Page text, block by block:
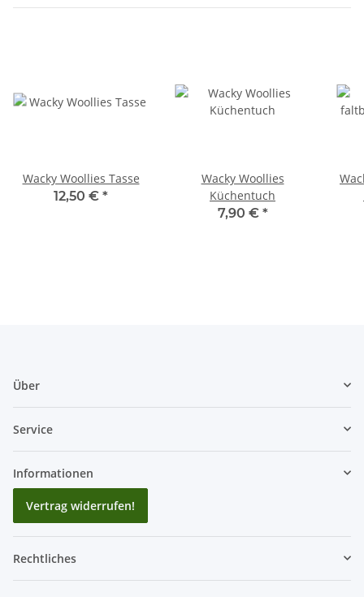
Wacky Woollies Tasse
12,50 € *
Wacky Woollies
Küchentuch
7,90 € *
Über
Service
Informationen
Vertrag widerrufen!
Rechtliches